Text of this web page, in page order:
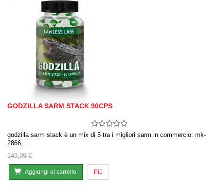
GODZILLA SARM STACK 90CPS
godzilla sarm stack è un mix di 5 tra i migliori sarm in commercio: mk-
2866,…
149,99 €
Aggiungi al carrello Più